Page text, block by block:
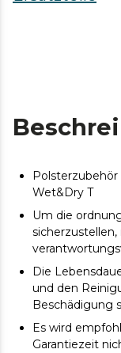
Polsterzubehör
Wet&Dry T
Um die
Die
und den
Beschädigung
Es wird
Garantiezeit